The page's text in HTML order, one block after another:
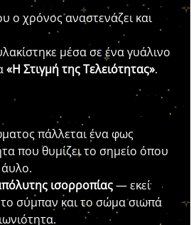
ο χρόνος αναστενάζει και
μέσα σε ένα γυάλινο
«Η Στιγμή της Τελειότητας».
πάλλεται ένα φως
που θυμίζει το σημείο όπου
ισορροπίας— εκεί
σύμπαν και το σώμα σιωπά